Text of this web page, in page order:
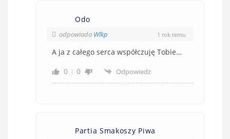
Odo
odpowiada Wlkp 1 rok temu
A ja z całego serca współczuję Tobie…
0
0 Odpowiedz
Partia Smakoszy Piwa